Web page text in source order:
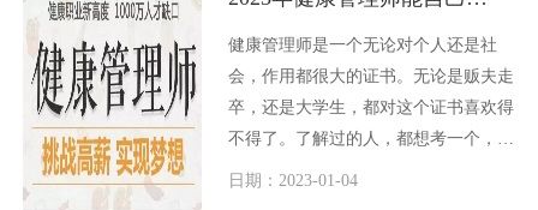
健康管理师是一个无论对个人还是社
会，作用都很大的证书。无论是贩夫走
卒，还是大学生，都对这个证书喜欢得
不得了。了解过的人，都想考一个，以
备不时之需。那么我们已经进入了2023
日期：2023-01-04